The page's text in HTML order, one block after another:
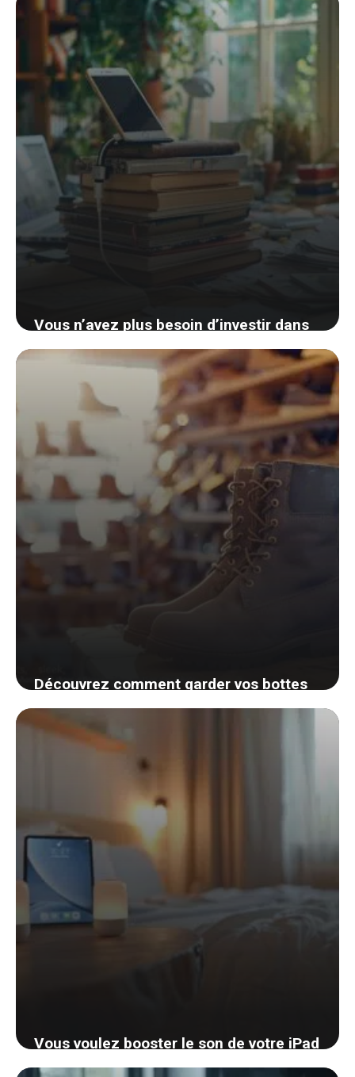
smartphone DIY
6 septembre 2024
Vous n’avez plus besoin d’investir dans
un dock iPhone : découvrez une astuce
géniale et économique
5 septembre 2024
Découvrez comment garder vos bottes
parfaitement droites sans effort
4 septembre 2024
Vous voulez booster le son de votre iPad
? Découvrez une astuce simple et